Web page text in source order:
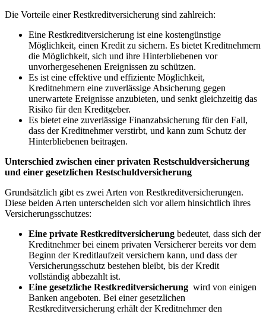
Die Vorteile ​einer Restkreditversicherung sind zahlreich:
Eine​ Restkreditversicherung ist eine kostengünstige
Möglichkeit, einen Kredit zu⁣ sichern. Es bietet Kreditnehmern
die Möglichkeit, sich und ihre Hinterbliebenen vor
unvorhergesehenen⁢ Ereignissen zu schützen.
Es ist eine⁤ effektive ⁢und⁢ effiziente Möglichkeit,
Kreditnehmern ⁣eine zuverlässige Absicherung gegen
⁢unerwartete Ereignisse anzubieten, und senkt⁢ gleichzeitig das
Risiko⁤ für den ‍Kreditgeber.
Es bietet eine⁣ zuverlässige Finanzabsicherung für den Fall,
dass ‌der Kreditnehmer verstirbt, und kann zum Schutz der
Hinterbliebenen beitragen.
Unterschied zwischen einer privaten Restschuldversicherung‍
und einer gesetzlichen‍ Restschuldversicherung
Grundsätzlich⁣ gibt es zwei Arten von Restkreditversicherungen.
Diese‍ beiden Arten unterscheiden sich vor allem hinsichtlich ihres
Versicherungsschutzes:
Eine ​private Restkreditversicherung bedeutet, dass sich der
Kreditnehmer bei einem privaten Versicherer ‌bereits vor dem⁣
Beginn der Kreditlaufzeit versichern kann, ⁣und dass der
Versicherungsschutz ​bestehen⁢ bleibt, ​bis der Kredit
vollständig abbezahlt ist.
Eine gesetzliche Restkreditversicherung ⁤ wird von einigen
‌Banken angeboten. Bei​ einer ⁢gesetzlichen
Restkreditversicherung erhält der Kreditnehmer den